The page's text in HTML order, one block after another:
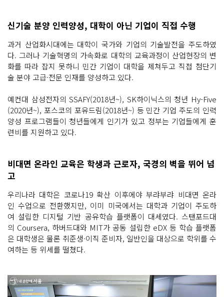
신기술 분양 인력양성, 대학이 아닌 기업이 직접 수행
과거 산업화시대에는 대학이 국가와 기업의 기술발전을 주도하였
다. 그러나 기술혁명의 가속화로 대학의 교육과정이 산업현장의 변
화를 따라 잡지 못하니 민간 기업이 대학을 제쳐두고 직접 첨단기
술 분야 고급·전문 인재를 양성하고 있다.
예컨대 삼성전자의 SSAFY(2018년~), SK하이닉스의 청년 Hy-Five
(2020년~), 포스코의 포유드림(2018년~) 등 민간 기업 주도의 인력
양성 프로그램들이 청년들에게 인기가 있고 정부는 기업들에게 훈
련비를 지원하고 있다.
비대면 온라인 교육은 학생과 근로자, 국경의 벽을 뛰어 넘
고
우리나라 대학은 코로나19 확산 이후에야 부랴부랴 비대면 온라
인 수업으로 전환했지만, 이미 미국에서는 대학과 기업이 주도하
여 설립한 디지털 기반 공유학습 플랫폼이 대세였다. 스탠포드대
의 Coursera, 하버드대와 MIT가 공동 설립한 eDX 등 학습 플랫폼
은 대학생은 물론 취준생·이직 준비자, 일반인을 대상으로 학위를 수
여하는 등 위세를 떨쳤다.